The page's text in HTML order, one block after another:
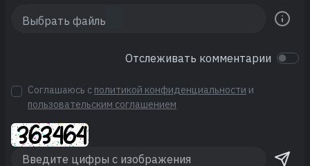
Отслеживать комментарии
Соглашаюсь с политикой конфиденциальности и
пользовательским соглашением